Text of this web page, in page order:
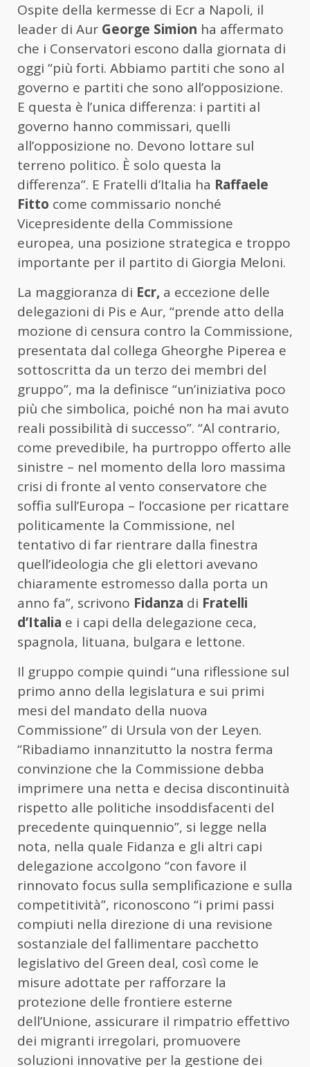
Ospite della kermesse di Ecr a Napoli, il
leader di Aur George Simion ha affermato
che i Conservatori escono dalla giornata di
oggi “più forti. Abbiamo partiti che sono al
governo e partiti che sono all’opposizione.
E questa è l’unica differenza: i partiti al
governo hanno commissari, quelli
all’opposizione no. Devono lottare sul
terreno politico. È solo questa la
differenza”. E Fratelli d’Italia ha Raffaele
Fitto come commissario nonché
Vicepresidente della Commissione
europea, una posizione strategica e troppo
importante per il partito di Giorgia Meloni.
La maggioranza di Ecr, a eccezione delle
delegazioni di Pis e Aur, “prende atto della
mozione di censura contro la Commissione,
presentata dal collega Gheorghe Piperea e
sottoscritta da un terzo dei membri del
gruppo”, ma la definisce “un’iniziativa poco
più che simbolica, poiché non ha mai avuto
reali possibilità di successo”. “Al contrario,
come prevedibile, ha purtroppo offerto alle
sinistre – nel momento della loro massima
crisi di fronte al vento conservatore che
soffia sull’Europa – l’occasione per ricattare
politicamente la Commissione, nel
tentativo di far rientrare dalla finestra
quell’ideologia che gli elettori avevano
chiaramente estromesso dalla porta un
anno fa”, scrivono Fidanza di Fratelli
d’Italia e i capi della delegazione ceca,
spagnola, lituana, bulgara e lettone.
Il gruppo compie quindi “una riflessione sul
primo anno della legislatura e sui primi
mesi del mandato della nuova
Commissione” di Ursula von der Leyen.
“Ribadiamo innanzitutto la nostra ferma
convinzione che la Commissione debba
imprimere una netta e decisa discontinuità
rispetto alle politiche insoddisfacenti del
precedente quinquennio”, si legge nella
nota, nella quale Fidanza e gli altri capi
delegazione accolgono “con favore il
rinnovato focus sulla semplificazione e sulla
competitività”, riconoscono “i primi passi
compiuti nella direzione di una revisione
sostanziale del fallimentare pacchetto
legislativo del Green deal, così come le
misure adottate per rafforzare la
protezione delle frontiere esterne
dell’Unione, assicurare il rimpatrio effettivo
dei migranti irregolari, promuovere
soluzioni innovative per la gestione dei